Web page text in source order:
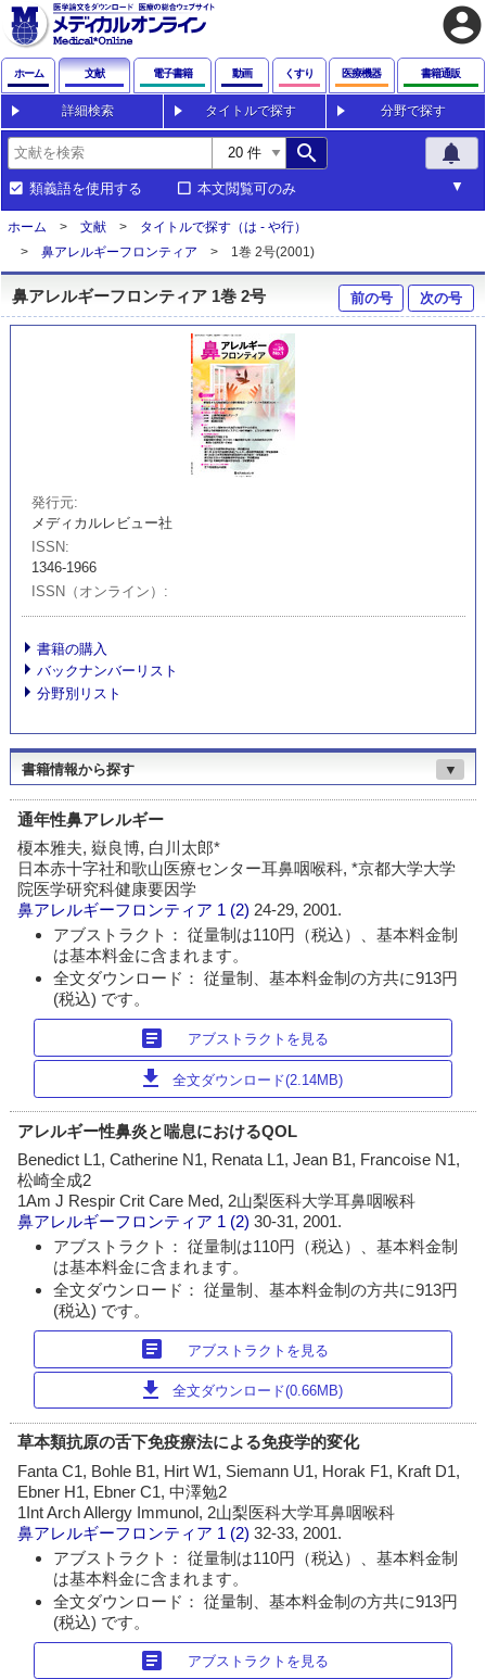
account_circle
ホーム 文献 電子書籍 動画 くすり 医療機器 書籍通販
詳細検索 タイトルで探す 分野で探す
search notifications
類義語を使用する 本文閲覧可のみ
ホーム 文献
タイトルで探す（は - や行）
鼻アレルギーフロンティア
1巻 2号(2001)
鼻アレルギーフロンティア 1巻 2号 前の号 次の号
発行元
メディカルレビュー社
ISSN
1346-1966
ISSN（オンライン）
書籍の購入
バックナンバーリスト
分野別リスト
書籍情報から探す ▼
通年性鼻アレルギー
榎本雅夫, 嶽良博, 白川太郎*
日本赤十字社和歌山医療センター耳鼻咽喉科, *京都大学大学
院医学研究科健康要因学
鼻アレルギーフロンティア 1 (2)24-29, 2001.
アブストラクト： 従量制は110円（税込）、基本料金制
は基本料金に含まれます。
全文ダウンロード： 従量制、基本料金制の方共に913円
(税込) です。
article アブストラクトを見る
download 全文ダウンロード(2.14MB)
アレルギー性鼻炎と喘息におけるQOL
Benedict L1, Catherine N1, Renata L1, Jean B1, Francoise N1,
松崎全成2
1Am J Respir Crit Care Med, 2山梨医科大学耳鼻咽喉科
鼻アレルギーフロンティア 1 (2)30-31, 2001.
アブストラクト： 従量制は110円（税込）、基本料金制
は基本料金に含まれます。
全文ダウンロード： 従量制、基本料金制の方共に913円
(税込) です。
article アブストラクトを見る
download 全文ダウンロード(0.66MB)
草本類抗原の舌下免疫療法による免疫学的変化
Fanta C1, Bohle B1, Hirt W1, Siemann U1, Horak F1, Kraft D1,
Ebner H1, Ebner C1, 中澤勉2
1Int Arch Allergy Immunol, 2山梨医科大学耳鼻咽喉科
鼻アレルギーフロンティア 1 (2)32-33, 2001.
アブストラクト： 従量制は110円（税込）、基本料金制
は基本料金に含まれます。
全文ダウンロード： 従量制、基本料金制の方共に913円
(税込) です。
article アブストラクトを見る